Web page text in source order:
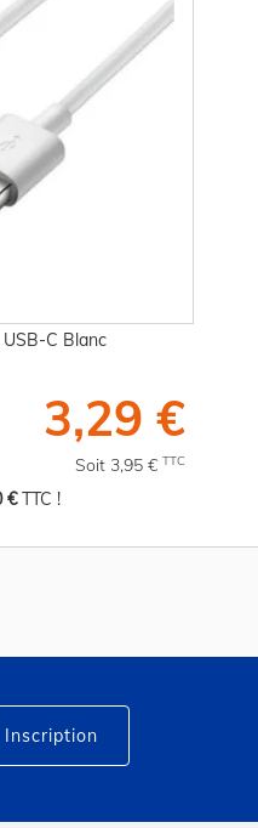
C Blanc
3,29 €
Soit 3,95 € TTC
€TTC !
Inscription